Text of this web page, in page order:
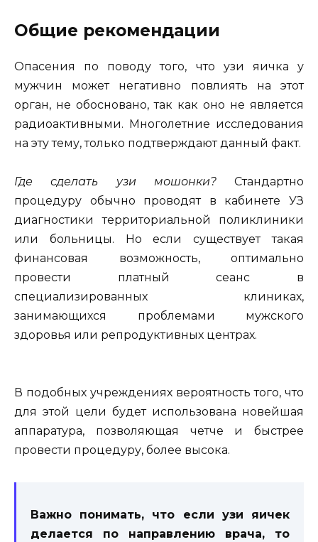
Общие рекомендации
Опасения по поводу того, что узи яичка у
мужчин может негативно повлиять на этот
орган, не обосновано, так как оно не является
радиоактивными. Многолетние исследования
на эту тему, только подтверждают данный факт.
Где сделать узи мошонки?Стандартно
процедуру обычно проводят в кабинете УЗ
диагностики территориальной поликлиники
или больницы. Но если существует такая
финансовая возможность, оптимально
провести платный сеанс в
специализированных клиниках,
занимающихся проблемами мужского
здоровья или репродуктивных центрах.
В подобных учреждениях вероятность того, что
для этой цели будет использована новейшая
аппаратура, позволяющая четче и быстрее
провести процедуру, более высока.
Важно понимать, что если узи яичек
делается по направлению врача, то